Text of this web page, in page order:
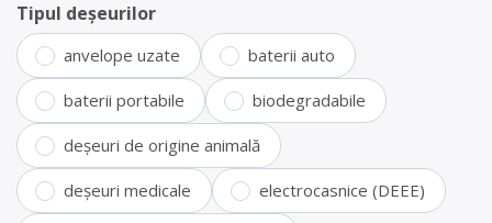
Tipul deșeurilor
anvelope uzate baterii auto
baterii portabile biodegradabile
deșeuri de origine animală
deșeuri medicale electrocasnice (DEEE)